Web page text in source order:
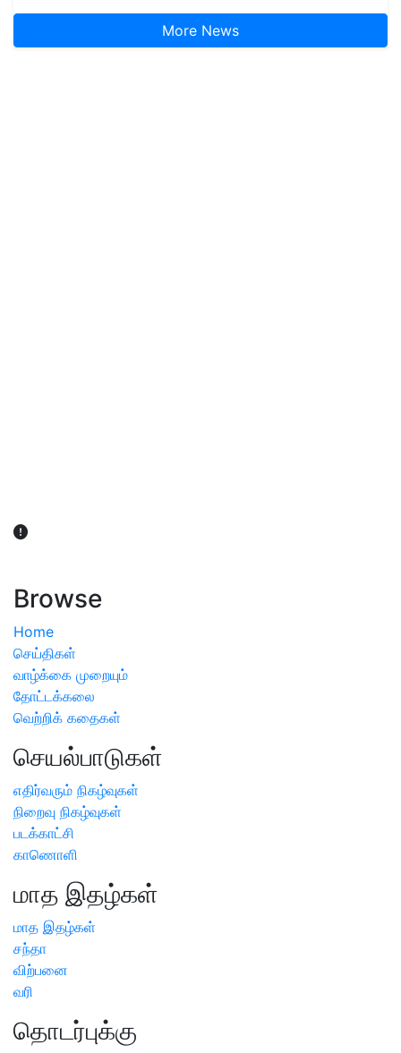
More News
Browse
Home
செய்திகள்
வாழ்க்கை முறையும்
தோட்டக்கலை
வெற்றிக் கதைகள்
செயல்பாடுகள்
எதிர்வரும் நிகழ்வுகள்
நிறைவு நிகழ்வுகள்
படக்காட்சி
காணொளி
மாத இதழ்கள்
மாத இதழ்கள்
சந்தா
விற்பனை
வரி
தொடர்புக்கு